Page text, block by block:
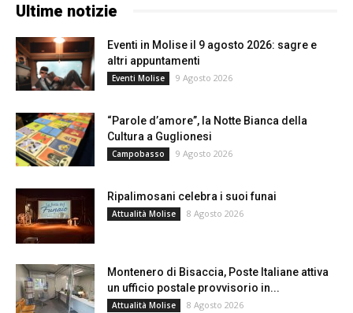
Ultime notizie
Eventi in Molise il 9 agosto 2026: sagre e
altri appuntamenti
Eventi Molise 9 Agosto 2026
“Parole d’amore”, la Notte Bianca della
Cultura a Guglionesi
Campobasso 9 Agosto 2026
Ripalimosani celebra i suoi funai
Attualità Molise 8 Agosto 2026
Montenero di Bisaccia, Poste Italiane attiva
un ufficio postale provvisorio in...
Attualità Molise 8 Agosto 2026